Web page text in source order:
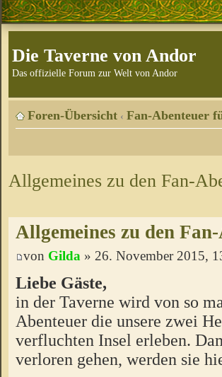
Die Taverne von Andor
Das offizielle Forum zur Welt von Andor
Foren-Übersicht ‹ Fan-Abenteuer
Allgemeines zu den Fan-
Allgemeines zu den
von Gilda » 26. November 2015,
Liebe Gäste,
in der Taverne wird von so
Abenteuer die unsere zwei
verfluchten Insel erleben.
verloren gehen, werden sie